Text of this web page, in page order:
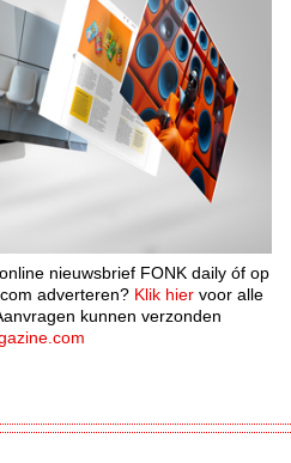
nieuwsbrief FONK daily óf op
adverteren? Klik hier voor alle
kunnen verzonden